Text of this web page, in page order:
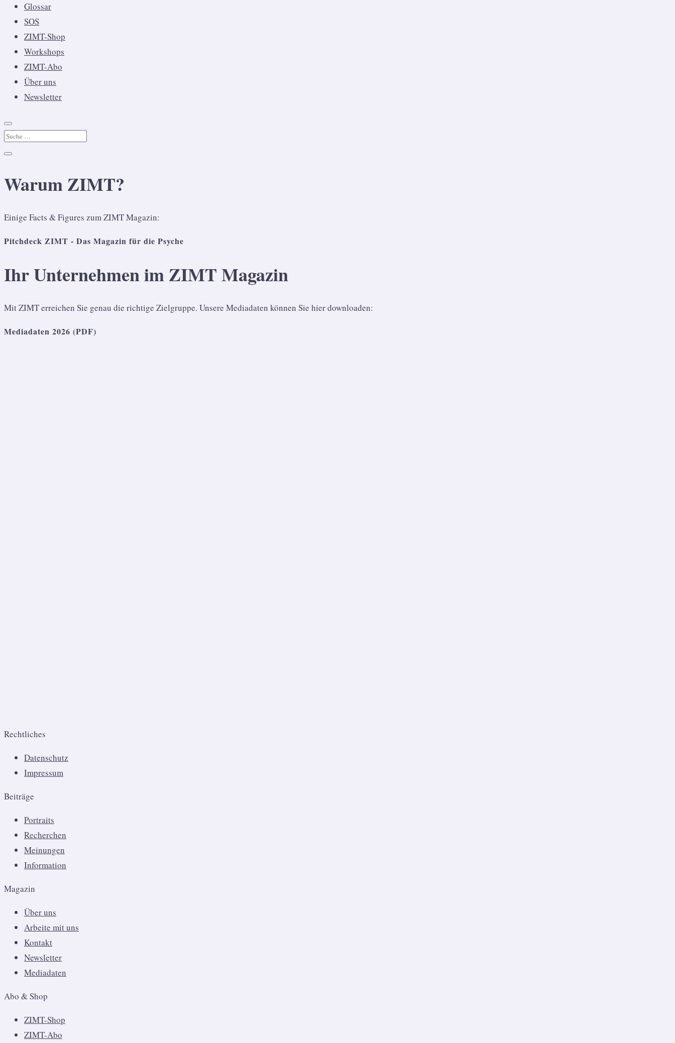
Glossar
SOS
ZIMT-Shop
Workshops
ZIMT-Abo
Über uns
Newsletter
Warum ZIMT?
Einige Facts & Figures zum ZIMT Magazin:
Pitchdeck ZIMT - Das Magazin für die Psyche
Ihr Unternehmen im ZIMT Magazin
Mit ZIMT erreichen Sie genau die richtige Zielgruppe. Unsere Mediadaten können Sie hier downloaden:
Mediadaten 2026 (PDF)
Rechtliches
Datenschutz
Impressum
Beiträge
Portraits
Recherchen
Meinungen
Information
Magazin
Über uns
Arbeite mit uns
Kontakt
Newsletter
Mediadaten
Abo & Shop
ZIMT-Shop
ZIMT-Abo